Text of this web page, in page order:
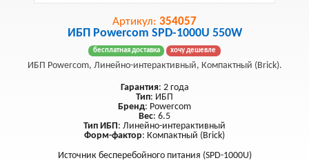
Артикул: 354057
ИБП Powercom SPD-1000U 550W
бесплатная доставка хочу дешевле
ИБП Powercom, Линейно-интерактивный, Компактный (Brick).
Гарантия: 2 года
Тип: ИБП
Бренд: Powercom
Вес: 6.5
Тип ИБП: Линейно-интерактивный
Форм-фактор: Компактный (Brick)
Источник бесперебойного питания (SPD-1000U)